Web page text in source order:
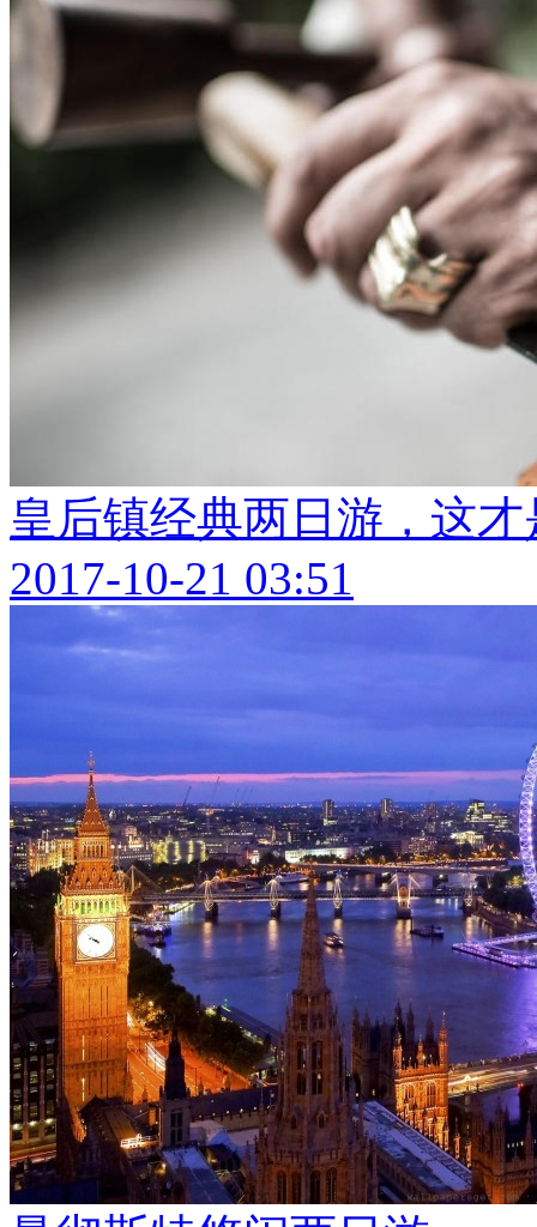
皇后镇经典两日游，这
2017-10-21 03:51